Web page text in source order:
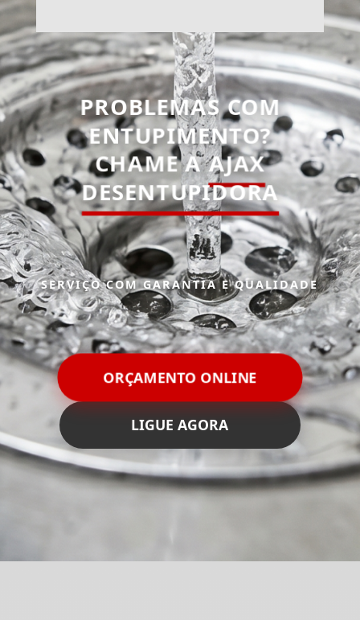
PROBLEMAS COM
ENTUPIMENTO?
CHAME AAJAX
DESENTUPIDORA
SERVIÇO COM GARANTIA E QUALIDADE
ORÇAMENTO ONLINE
LIGUE AGORA